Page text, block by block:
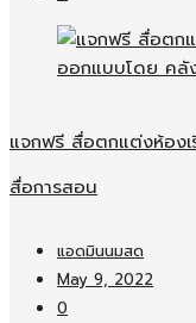
แจกฟรี สื่อตกแต่งห้องเ
สื่อการสอน
แอดมินนมสด
May 9, 2022
0